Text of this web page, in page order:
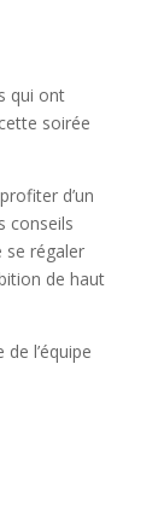
qui ont
soirée
d’un
conseils
se régaler
de haut
l’équipe